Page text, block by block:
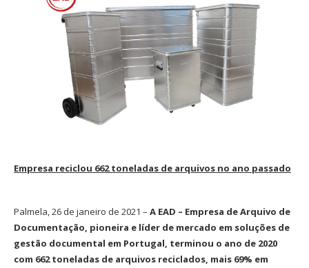
Empresa reciclou 662 toneladas de arquivos no ano passado
Palmela, 26 de janeiro de 2021 – A EAD – Empresa de Arquivo de
Documentação, pioneira e líder de mercado em soluções de
gestão documental em Portugal, terminou o ano de 2020
com 662 toneladas de arquivos reciclados, mais 69% em